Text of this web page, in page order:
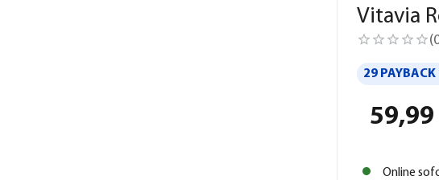
Vitavia
(
29
59,99
Online